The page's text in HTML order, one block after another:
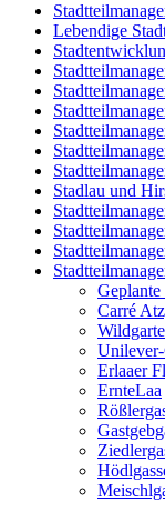
Lebendige
Stadlau und
Geplante
Carré
Erlaaer
ErnteLaa